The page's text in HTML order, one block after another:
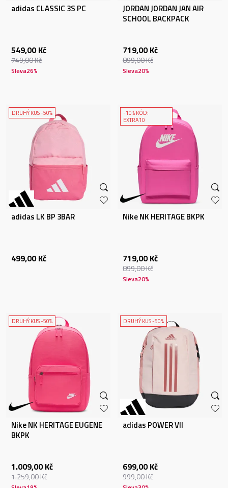
adidas CLASSIC 3S PC
549,00 Kč
749,00Kč
Sleva26%
JORDAN JORDAN JAN AIR
SCHOOL BACKPACK
719,00 Kč
899,00Kč
Sleva20%
DRUHÝ KUS -50%
adidas LK BP 3BAR
499,00 Kč
-10% KÓD:
EXTRA10
Nike NK HERITAGE BKPK
719,00 Kč
899,00Kč
Sleva20%
DRUHÝ KUS -50%
Nike NK HERITAGE EUGENE
BKPK
1.009,00 Kč
1.259,00Kč
DRUHÝ KUS -50%
adidas POWER VII
699,00 Kč
999,00Kč